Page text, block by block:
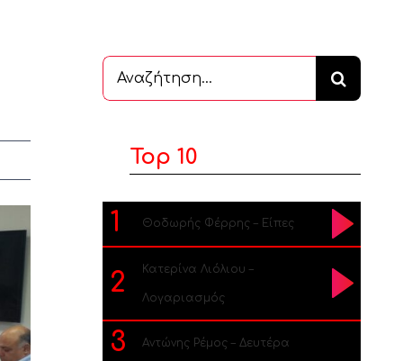
Αναζήτηση
...
Top 10
1 Θοδωρής Φέρρης – Είπες
2 Κατερίνα Λιόλιου –
Λογαριασμός
3 Αντώνης Ρέμος – Δευτέρα